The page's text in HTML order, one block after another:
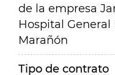
de la empresa
Hospital
Marañón
Tipo de contrato